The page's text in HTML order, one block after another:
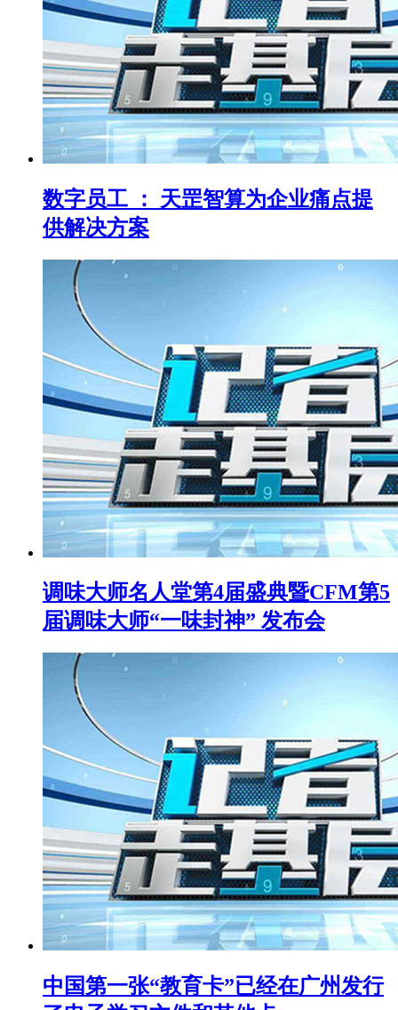
数字员工 ： 天罡智算为企业痛点提
供解决方案
调味大师名人堂第4届盛典暨CFM第5
届调味大师“一味封神” 发布会
中国第一张“教育卡”已经在广州发行